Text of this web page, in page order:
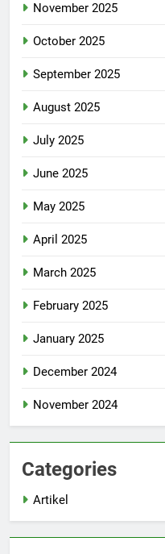
November 2025
October 2025
September 2025
August 2025
July 2025
June 2025
May 2025
April 2025
March 2025
February 2025
January 2025
December 2024
November 2024
Categories
Artikel